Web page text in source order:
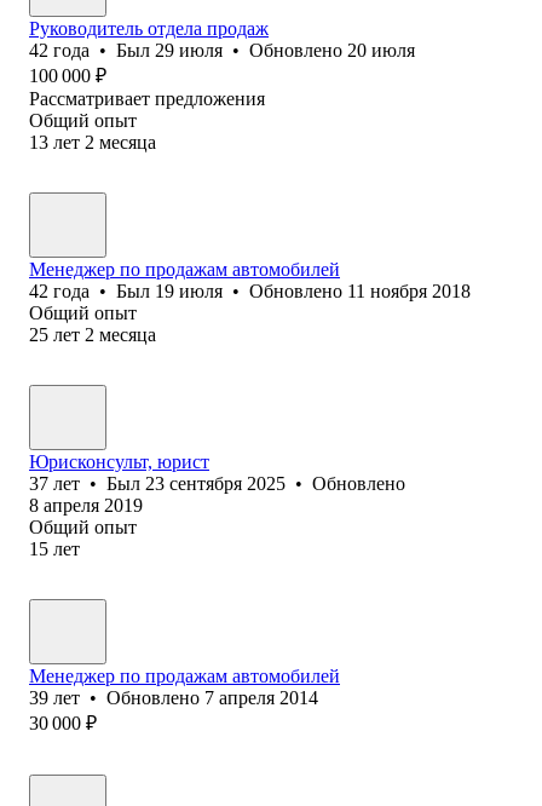
Руководитель отдела продаж
42 года • Был 29 июля • Обновлено 20 июля
100 000 ₽
Рассматривает предложения
Общий опыт
13 лет 2 месяца
Менеджер по продажам автомобилей
42 года • Был 19 июля • Обновлено 11 ноября 2018
Общий опыт
25 лет 2 месяца
Юрисконсульт, юрист
37 лет • Был 23 сентября 2025 • Обновлено
8 апреля 2019
Общий опыт
15 лет
Менеджер по продажам автомобилей
39 лет • Обновлено 7 апреля 2014
30 000 ₽